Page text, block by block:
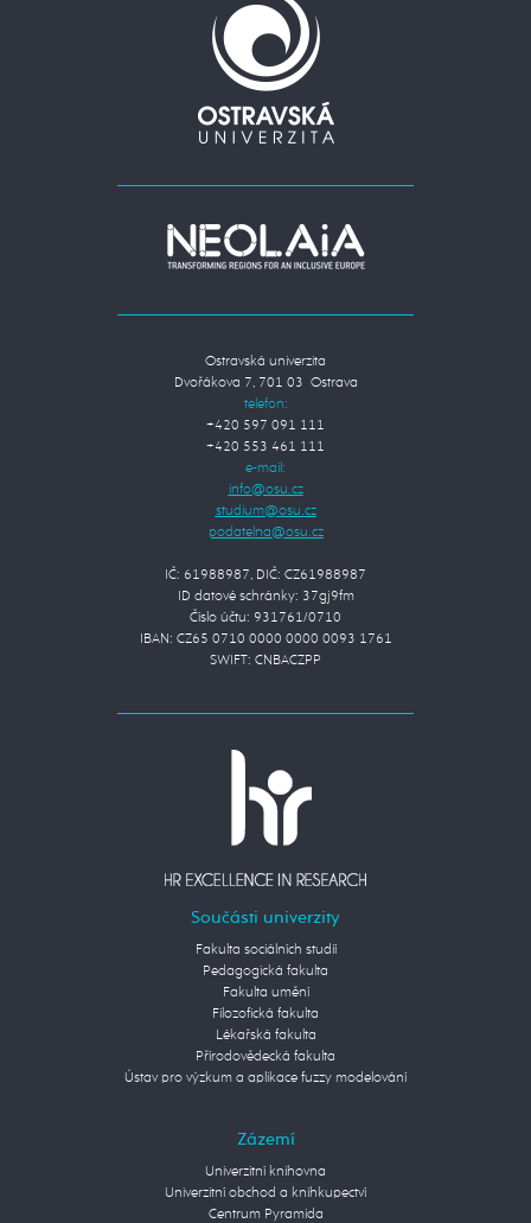
Ostravská univerzita
Dvořákova 7, 701 03 Ostrava
telefon:
+420 597 091 111
+420 553 461 111
e-mail:
IČ: 61988987, DIČ: CZ61988987
ID datové schránky: 37gj9fm
Číslo účtu: 931761/0710
IBAN: CZ65 0710 0000 0000 0093 1761
SWIFT: CNBACZPP
Součásti univerzity
Fakulta sociálních studií
Pedagogická fakulta
Fakulta umění
Filozofická fakulta
Lékařská fakulta
Přírodovědecká fakulta
Ústav pro výzkum a aplikace fuzzy modelování
Zázemí
Univerzitní knihovna
Univerzitní obchod a knihkupectví
Centrum Pyramida